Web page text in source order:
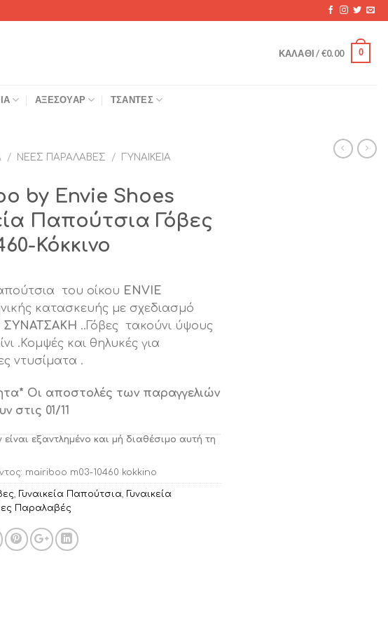
ΚΑΛΆΘΙ /€0.00 0
ΑΞΕΣΟΥΆΡ ΤΣΆΝΤΕΣ
/ ΝΈΕΣ ΠΑΡΑΛΑΒΈΣ /
ΓΥΝΑΙΚΕΊΑ
by Envie Shoes
Παπούτσια Γόβες
Κόκκινο
του οίκου ENVIE
κατασκευής με σχεδιασμό
ΣΥΝΑΤΣΑΚΗ ..Γόβες τακούνι ύψους
.Κομψές και θηλυκές για
ντυσίματα .
* Οι αποστολές των παραγγελιών
στις 01/11
εξαντλημένο και μή διαθέσιμο αυτή τη
mairiboo m03-10460 kokkino
, Γυναικεία Παπούτσια, Γυναικεία
Παραλαβές